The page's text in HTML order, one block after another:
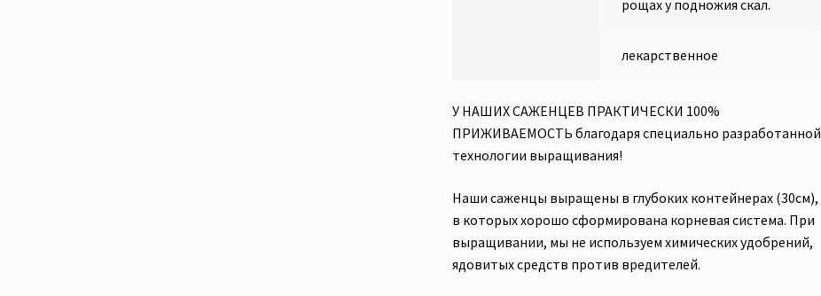
рощах у подножия скал.
лекарственное
У НАШИХ САЖЕНЦЕВ ПРАКТИЧЕСКИ 100%
ПРИЖИВАЕМОСТЬ благодаря специально разработанной
технологии выращивания!
Наши саженцы выращены в глубоких контейнерах (30см),
в которых хорошо сформирована корневая система. При
выращивании, мы не используем химических удобрений,
ядовитых средств против вредителей.